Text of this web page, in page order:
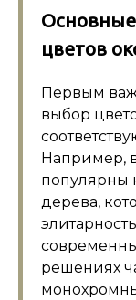
цветов
Первым
выбор
Например,
популярны
дерева,
решениях